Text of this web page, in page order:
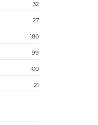
32
27
180
99
100
21